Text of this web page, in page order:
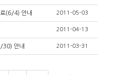
(6/4) 안내 2011-05-03
2011-04-13
30) 안내 2011-03-31